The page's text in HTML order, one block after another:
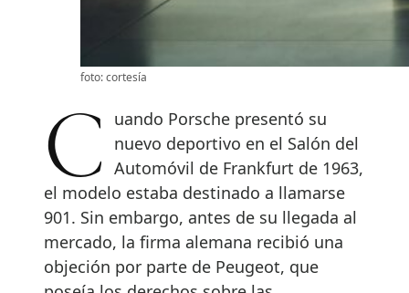
foto: cortesía
Cuando Porsche presentó su
nuevo deportivo en el Salón del
Automóvil de Frankfurt de 1963,
el modelo estaba destinado a llamarse
901. Sin embargo, antes de su llegada al
mercado, la firma alemana recibió una
objeción por parte de Peugeot, que